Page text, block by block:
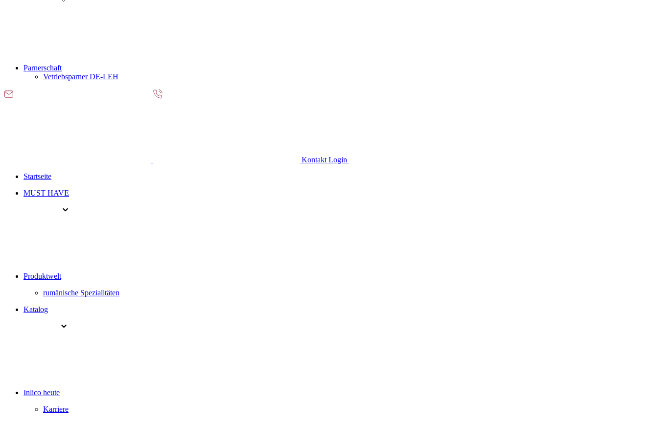
Parnerschaft
Vetriebsparner DE-LEH
Kontakt Login
Startseite
MUST HAVE
Produktwelt
rumänische Spezialitäten
Katalog
Inlico heute
Karriere